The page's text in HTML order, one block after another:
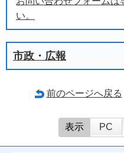
い。
市政・広報
前のページへ戻る
表示 PC